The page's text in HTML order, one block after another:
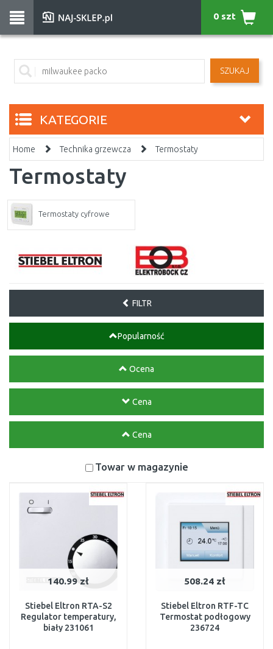
SZUKAJ
0 szt
KATEGORIE
Home Technika grzewcza Termostaty
Termostaty
Termostaty cyfrowe
FILTR
Popularność
Ocena
Cena
Cena
Towar w magazynie
140.99 zł
Stiebel Eltron RTA-S2
Regulator temperatury,
biały 231061
508.24 zł
Stiebel Eltron RTF-TC
Termostat podłogowy
236724